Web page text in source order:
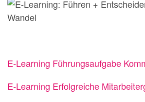
E-Learning Führungsaufgabe
E-Learning Erfolgreiche